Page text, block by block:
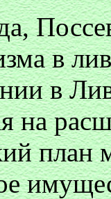
в
в
на
план